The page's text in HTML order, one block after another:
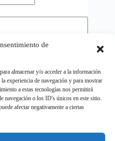
de
almacenar y/o acceder a la información
experiencia de navegación y para mostrar
a estas tecnologías nos permitirá
navegación o los ID's únicos en este sitio.
afectar negativamente a ciertas